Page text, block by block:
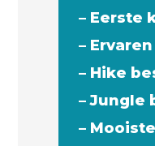
– Eerste
–
– Hike
– Jungle
–